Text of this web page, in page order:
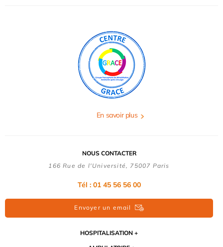
En savoir plus
NOUS CONTACTER
166 Rue de l'Université, 75007 Paris
Tél : 01 45 56 56 00
Envoyer un email
HOSPITALISATION